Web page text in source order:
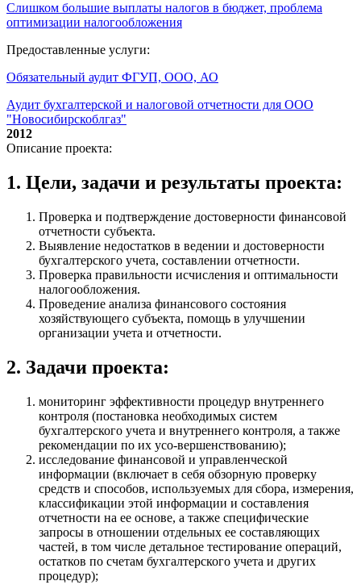
Слишком большие выплаты налогов в бюджет, проблема
оптимизации налогообложения
Предоставленные услуги:
Обязательный аудит ФГУП, ООО, АО
Аудит бухгалтерской и налоговой отчетности для ООО
"Новосибирскоблгаз"
2012
Описание проекта:
1. Цели, задачи и результаты проекта:
Проверка и подтверждение достоверности финансовой
отчетности субъекта.
Выявление недостатков в ведении и достоверности
бухгалтерского учета, составлении отчетности.
Проверка правильности исчисления и оптимальности
налогообложения.
Проведение анализа финансового состояния
хозяйствующего субъекта, помощь в улучшении
организации учета и отчетности.
2. Задачи проекта:
мониторинг эффективности процедур внутреннего
контроля (постановка необходимых систем
бухгалтерского учета и внутреннего контроля, а также
рекомендации по их усо-вершенствованию);
исследование финансовой и управленческой
информации (включает в себя обзорную проверку
средств и способов, используемых для сбора, измерения,
классификации этой информации и составления
отчетности на ее основе, а также специфические
запросы в отношении отдельных ее составляющих
частей, в том числе детальное тестирование операций,
остатков по счетам бухгалтерского учета и других
процедур);